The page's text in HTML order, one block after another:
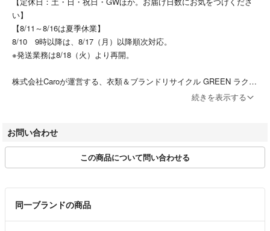
●状態(condition)
★定価：147,400円
●カラー(color)
●コメント(comment)
気に入って頂けた方は是非この機会に。
00017234
商品に関するお問い合わせの際はこちらの商品番号が必要となります。
い】
【8/11～8/16は夏季休業】
8/10 9時以降は、8/17（月）以降順次対応。
※発送業務は8/18（火）より再開。
株式会社Caroが運営する、衣類＆ブランドリサイクル GREEN ラクマ
すべての商品をひとつひとつ丁寧に鑑定しております。ご不明点があり
ましたらお気軽にお問合せください。
商品詳細ページ、または取引ページよりお問い合わせボタン押下＞問い
合わせフォームよりお問い合わせください。
続きを表示する
お問い合わせ
この商品について問い合わせる
同一ブランドの商品